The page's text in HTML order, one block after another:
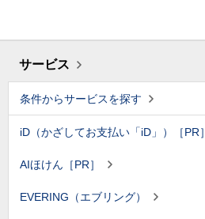
サービス
条件からサービスを探す
iD（かざしてお支払い「iD」）［PR］
AIほけん［PR］
EVERING（エブリング）